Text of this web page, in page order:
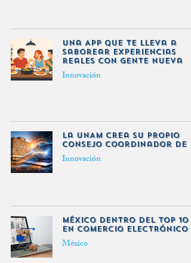
Una App que te lleva a
saborear experiencias
reales con gente nueva
Innovación
La UNAM crea su propio
Consejo Coordinador de
Innovación
México dentro del top 10
en comercio electrónico
México